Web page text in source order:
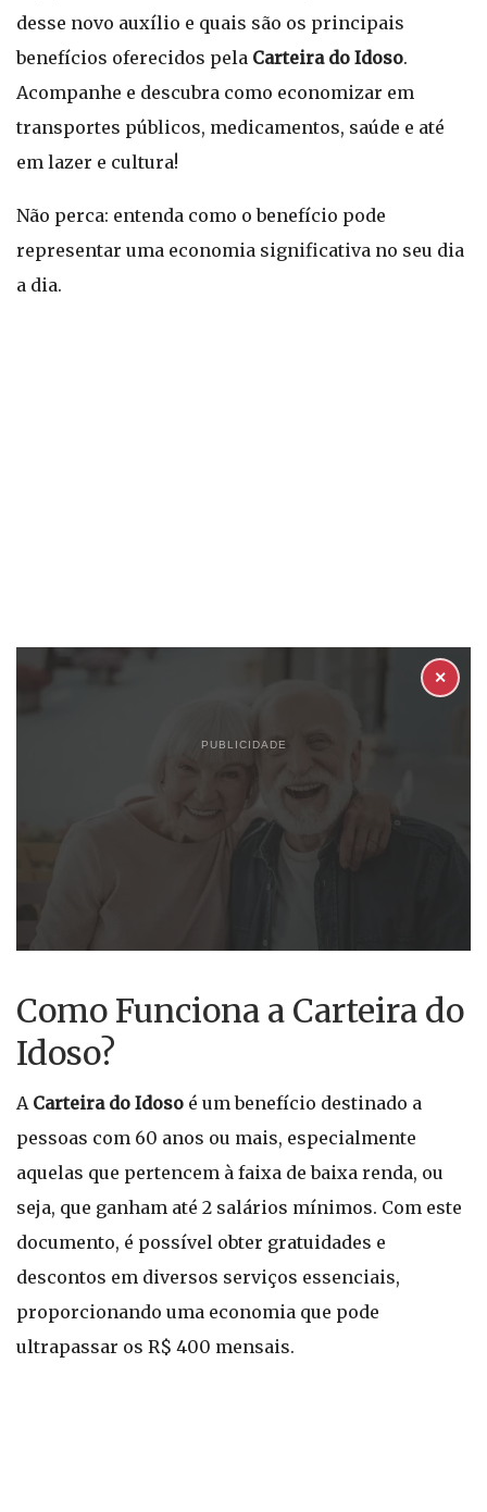
desse novo auxílio e quais são os principais
benefícios oferecidos pela Carteira do Idoso.
Acompanhe e descubra como economizar em
transportes públicos, medicamentos, saúde e até
em lazer e cultura!
Não perca: entenda como o benefício pode
representar uma economia significativa no seu dia
a dia.
PUBLICIDADE
✕
Como Funciona a Carteira do
Idoso?
A Carteira do Idoso é um benefício destinado a
pessoas com 60 anos ou mais, especialmente
aquelas que pertencem à faixa de baixa renda, ou
seja, que ganham até 2 salários mínimos. Com este
documento, é possível obter gratuidades e
descontos em diversos serviços essenciais,
proporcionando uma economia que pode
ultrapassar os R$ 400 mensais.